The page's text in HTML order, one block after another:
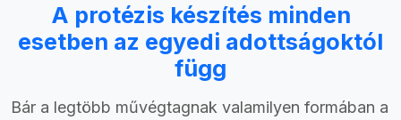
A protézis készítés minden
esetben az egyedi adottságoktól
függ
Bár a legtöbb művégtagnak valamilyen formában a